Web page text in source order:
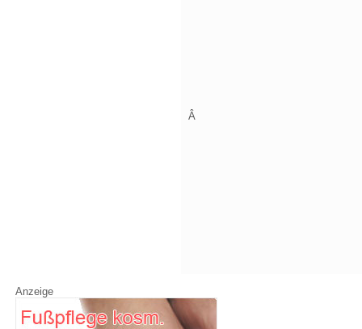
Â
Anzeige